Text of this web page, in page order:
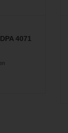
4071